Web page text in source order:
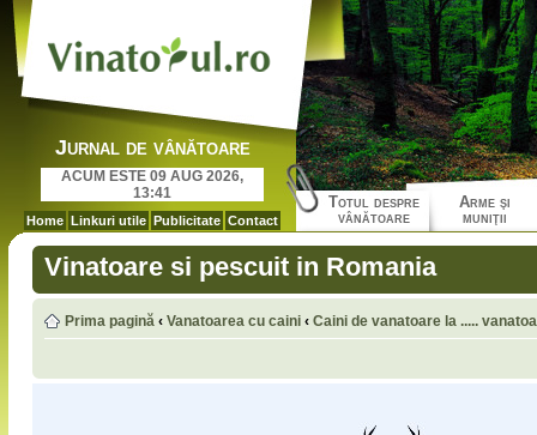
Jurnal de vânătoare
ACUM ESTE 09 AUG 2026,
13:41
Home Linkuri utile Publicitate Contact
Totul despre
vânătoare
Arme şi
muniţii
Vinatoare si pescuit in Romania
Prima pagină ‹ Vanatoarea cu caini ‹ Caini de vanatoare la .....